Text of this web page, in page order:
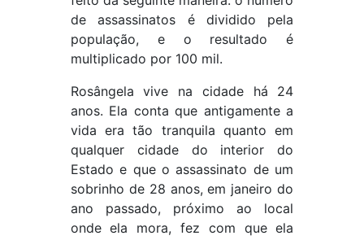
de assassinatos é dividido pela
população, e o resultado é
multiplicado por 100 mil.
Rosângela vive na cidade há 24
anos. Ela conta que antigamente a
vida era tão tranquila quanto em
qualquer cidade do interior do
Estado e que o assassinato de um
sobrinho de 28 anos, em janeiro do
ano passado, próximo ao local
onde ela mora, fez com que ela